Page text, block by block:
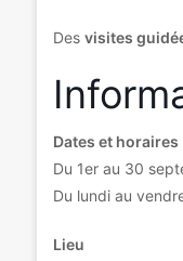
Des visites
Dates et horaires
Du 1er au 30
Du lundi au
Lieu